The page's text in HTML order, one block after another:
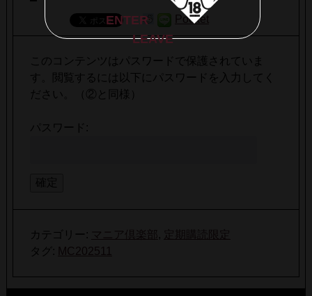
Pocket
このコンテンツはパスワードで保護されていま
す。閲覧するには以下にパスワードを入力してく
ださい。（②と同様）
パスワード:
カテゴリー: マニア倶楽部 , 定期購読限定
タグ: MC202511
ENTER
LEAVE